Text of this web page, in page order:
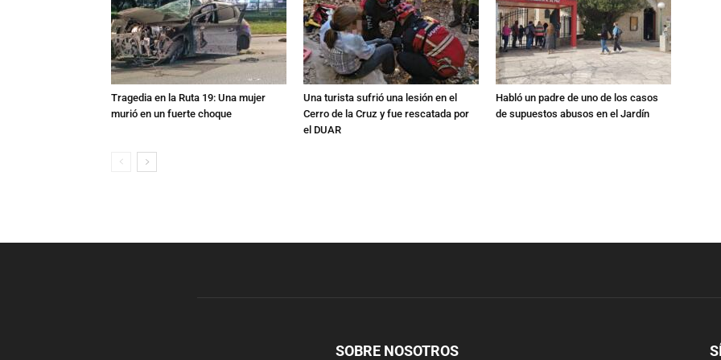
Tragedia en la Ruta 19: Una mujer
murió en un fuerte choque
Una turista sufrió una lesión en el
Cerro de la Cruz y fue rescatada por
el DUAR
Habló un padre de uno de los casos
de supuestos abusos en el Jardín
SOBRE NOSOTROS